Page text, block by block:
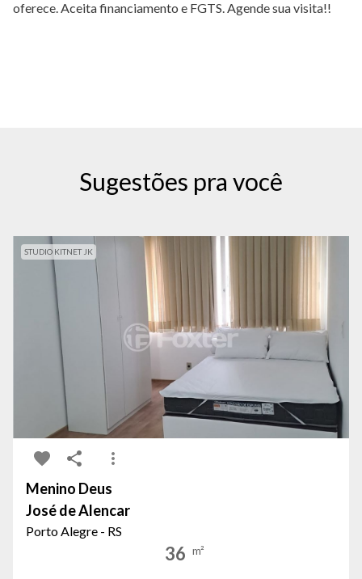
oferece. Aceita financiamento e FGTS. Agende sua visita!!
Sugestões pra você
STUDIO KITNET JK
Menino Deus
José de Alencar
Porto Alegre - RS
36 m²